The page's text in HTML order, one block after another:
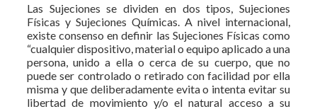
Las Sujeciones se dividen en dos tipos, Sujeciones
Físicas y Sujeciones Químicas. A nivel internacional,
existe consenso en definir las Sujeciones Físicas como
“cualquier dispositivo, material o equipo aplicado a una
persona, unido a ella o cerca de su cuerpo, que no
puede ser controlado o retirado con facilidad por ella
misma y que deliberadamente evita o intenta evitar su
libertad de movimiento y/o el natural acceso a su